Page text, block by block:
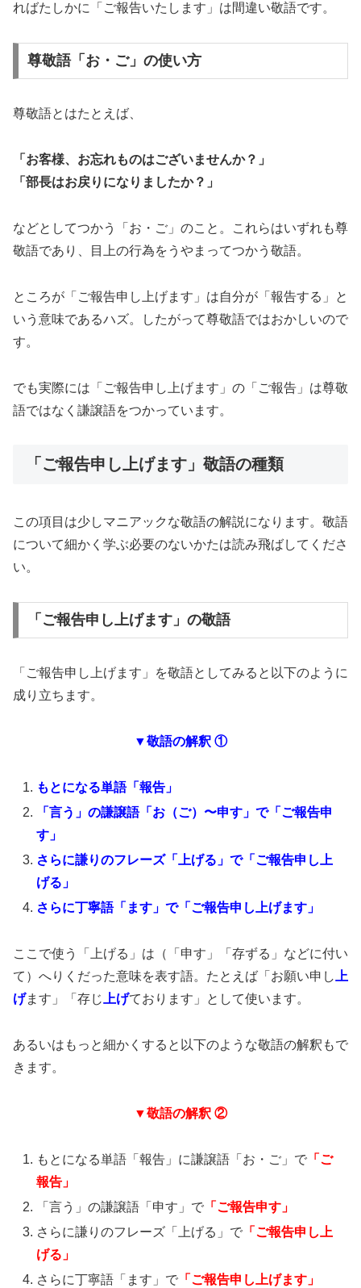
ればたしかに「ご報告いたします」は間違い敬語です。
尊敬語「お・ご」の使い方
尊敬語とはたとえば、
「お客様、お忘れものはございませんか？」
「部長はお戻りになりましたか？」
などとしてつかう「お・ご」のこと。これらはいずれも尊
敬語であり、目上の行為をうやまってつかう敬語。
ところが「ご報告申し上げます」は自分が「報告する」と
いう意味であるハズ。したがって尊敬語ではおかしいので
す。
でも実際には「ご報告申し上げます」の「ご報告」は尊敬
語ではなく謙譲語をつかっています。
「ご報告申し上げます」敬語の種類
この項目は少しマニアックな敬語の解説になります。敬語
について細かく学ぶ必要のないかたは読み飛ばしてくださ
い。
「ご報告申し上げます」の敬語
「ご報告申し上げます」を敬語としてみると以下のように
成り立ちます。
▼敬語の解釈 ①
もとになる単語「報告」
「言う」の謙譲語「お（ご）〜申す」で「ご報告申
す」
さらに謙りのフレーズ「上げる」で「ご報告申し上
げる」
さらに丁寧語「ます」で「ご報告申し上げます」
ここで使う「上げる」は（「申す」「存ずる」などに付い
て）へりくだった意味を表す語。たとえば「お願い申し
上
げます」「存じ 上げております」として使います。
あるいはもっと細かくすると以下のような敬語の解釈もで
きます。
▼敬語の解釈 ②
もとになる単語「報告」に謙譲語「お・ご」で 「ご
報告」
「言う」の謙譲語「申す」で 「ご報告申す」
さらに謙りのフレーズ「上げる」で 「ご報告申し上
げる」
さらに丁寧語「ます」で 「ご報告申し上げます」